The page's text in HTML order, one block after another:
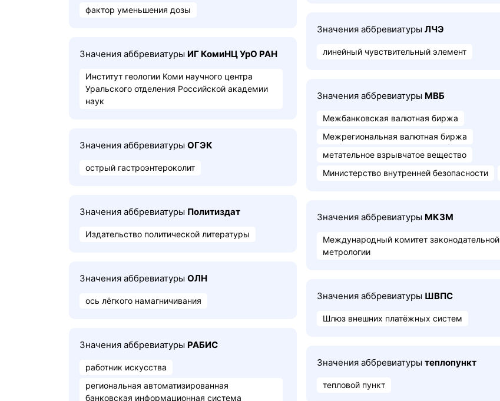
фактор уменьшения дозы
Значения аббревиатуры ИГ КомиНЦ УрО РАН
Институт геологии Коми научного центра
Уральского отделения Российской академии
наук
Значения аббревиатуры ОГЭК
острый гастроэнтероколит
Значения аббревиатуры Политиздат
Издательство политической литературы
Значения аббревиатуры ОЛН
ось лёгкого намагничивания
Значения аббревиатуры РАБИС
работник искусства
региональная автоматизированная
банковская информационная система
Значения аббревиатуры ЛЧЭ
линейный чувствительный элемент
Значения аббревиатуры МВБ
Межбанковская валютная биржа
Межрегиональная валютная биржа
метательное взрывчатое вещество
Министерство внутренней безопасности
Значения аббревиатуры МКЗМ
Международный комитет законодательной
метрологии
Значения аббревиатуры ШВПС
Шлюз внешних платёжных систем
Значения аббревиатуры теплопункт
тепловой пункт